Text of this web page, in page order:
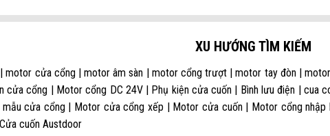
XU HƯỚNG TÌM KIẾM
cửa cổng | motor âm sàn | motor cổng trượt | motor tay đòn |
cửa cổng | Motor cổng DC 24V | Phụ kiện cửa cuốn | Bình lưu điện |
cửa cổng | Motor cửa cổng xếp | Motor cửa cuốn | Motor cổng
cuốn Austdoor